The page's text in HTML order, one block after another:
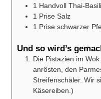
1 Handvoll Thai-
1 Prise Salz
1 Prise schwarzer
Und so wird’s
Die Pistazien im
anrösten, den
Streifenschäler. Wir
Käsereiben.)